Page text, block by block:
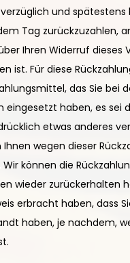
und spätestens
Tag zurückzuzahlen,
Ihren Widerruf dieses
ist. Für diese
das Sie bei
eingesetzt haben, es sei
etwas anderes
Ihnen wegen dieser
können die
wieder zurückerhalten
erbracht haben, dass
haben, je nachdem,